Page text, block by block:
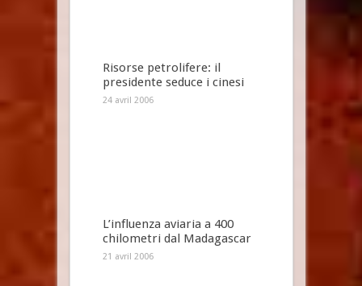
Risorse petrolifere: il
presidente seduce i cinesi
24 avril 2006
L’influenza aviaria a 400
chilometri dal Madagascar
21 avril 2006